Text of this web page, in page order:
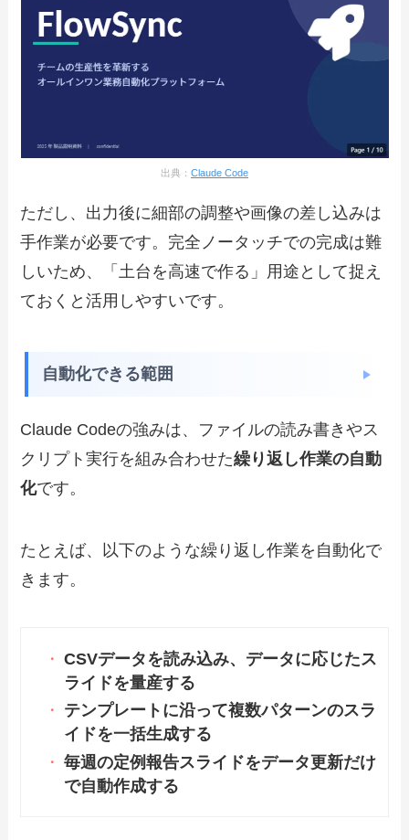
出典： Claude Code
ただし、出力後に細部の調整や画像の差し込みは
手作業が必要です。完全ノータッチでの完成は難
しいため、「土台を高速で作る」用途として捉え
ておくと活用しやすいです。
自動化できる範囲
Claude Codeの強みは、ファイルの読み書きやス
クリプト実行を組み合わせた繰り返し作業の自動
化です。
たとえば、以下のような繰り返し作業を自動化で
きます。
CSVデータを読み込み、データに応じたス
ライドを量産する
テンプレートに沿って複数パターンのスラ
イドを一括生成する
毎週の定例報告スライドをデータ更新だけ
で自動作成する